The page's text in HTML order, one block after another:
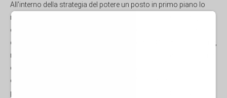
All'interno della strategia del potere un posto in primo piano lo
riveste il discorso che arriva al pubblico. Tanto che provenga
dalla classe politica quanto dai media loro affini l'unico intento è
quello di rimodulare ciò che può essere detto. Osserviamo come,
negli ultimi tempi, al fine di condizionare-manipolare la diffusione
delle notizie, tale operazione sia stata esasperata al punto da
creare un cortocircuito. Nel senso che, l'ordine del discorso
preparato (selezionato a produrre verità come ci ricordava